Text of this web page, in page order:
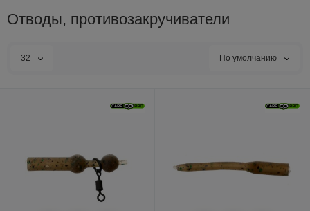
Отводы, противозакручиватели
32 По умолчанию